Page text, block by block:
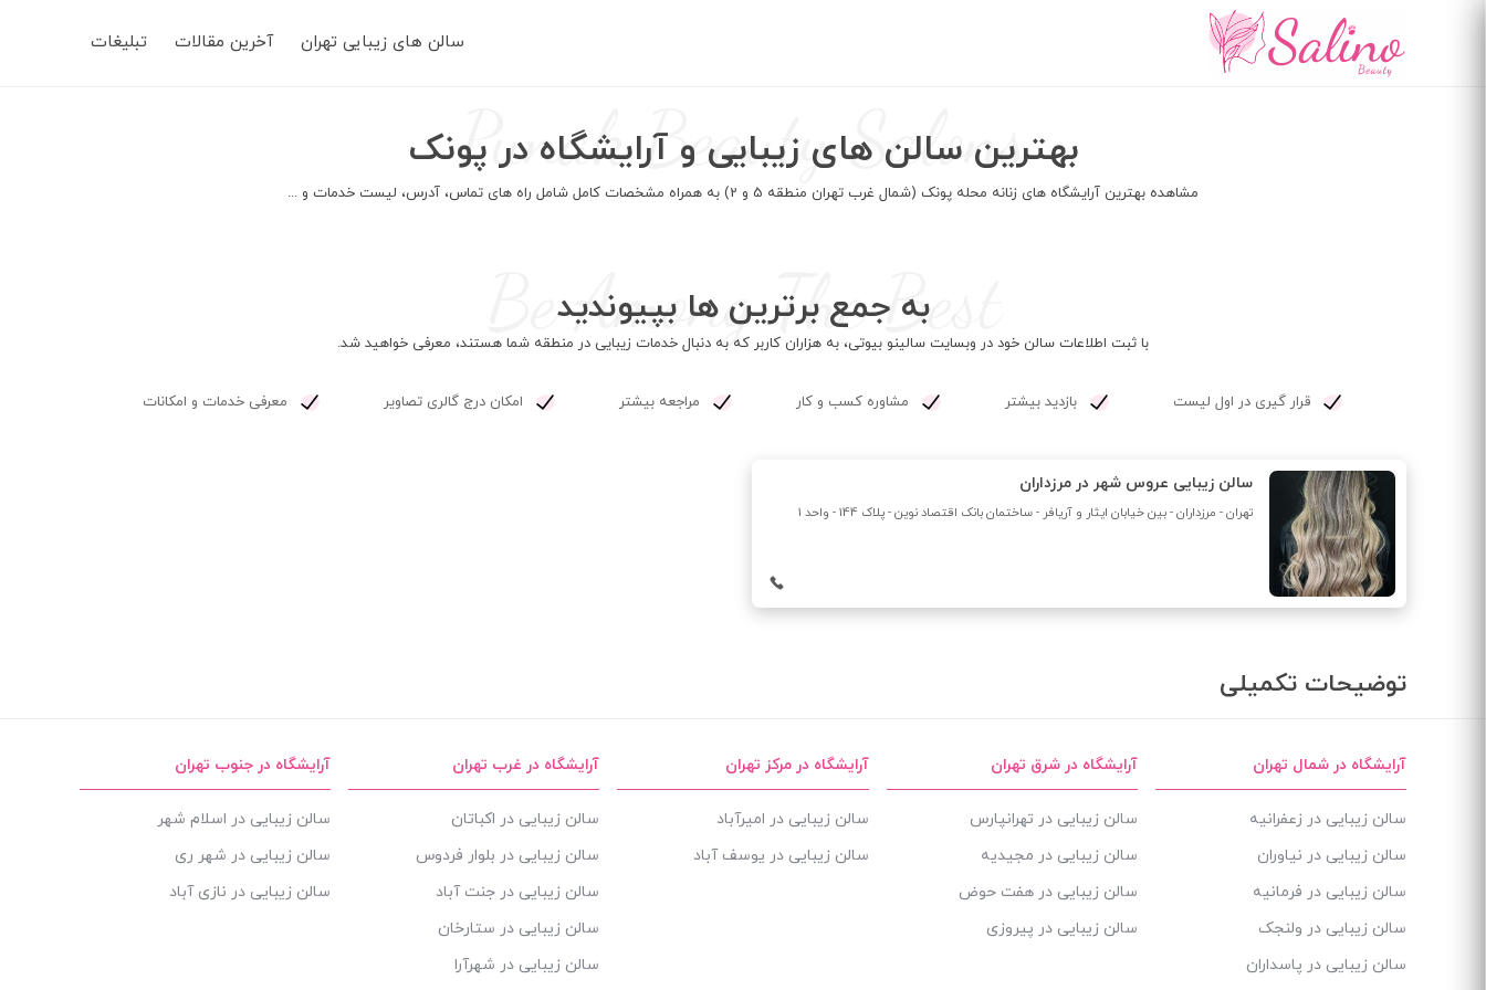
Main
سالن های زیبایی تهران آخرین مقالات تبلیغات
Punak Beauty Salons
بهترین سالن های زیبایی و آرایشگاه در پونک
مشاهده بهترین آرایشگاه های زنانه محله پونک (شمال غرب تهران منطقه 5 و 2) به همراه مشخصات کامل شامل راه های تماس، آدرس، لیست خدمات و ...
Be Among The Best
به جمع برترین ها بپیوندید
با ثبت اطلاعات سالن خود در وبسایت سالینو بیوتی، به هزاران کاربر که به دنبال خدمات زیبایی در منطقه شما هستند، معرفی خواهید شد.
قرار گیری در اول لیست بازدید بیشتر مشاوره کسب و کار مراجعه بیشتر امکان درج گالری تصاویر معرفی خدمات و امکانات
سالن زیبایی عروس شهر در مرزداران
تهران - مرزداران - بین خیابان ایثار و آریافر - ساختمان بانک اقتصاد نوین - پلاک 144 - واحد 1
توضیحات تکمیلی
آرایشگاه در شمال تهران
سالن زیبایی در زعفرانیه
سالن زیبایی در نیاوران
سالن زیبایی در فرمانیه
سالن زیبایی در ولنجک
سالن زیبایی در پاسداران
آرایشگاه در شرق تهران
سالن زیبایی در تهرانپارس
سالن زیبایی در مجیدیه
سالن زیبایی در هفت حوض
سالن زیبایی در پیروزی
آرایشگاه در مرکز تهران
سالن زیبایی در امیرآباد
سالن زیبایی در یوسف آباد
آرایشگاه در غرب تهران
سالن زیبایی در اکباتان
سالن زیبایی در بلوار فردوس
سالن زیبایی در جنت آباد
سالن زیبایی در ستارخان
سالن زیبایی در شهرآرا
آرایشگاه در جنوب تهران
سالن زیبایی در اسلام شهر
سالن زیبایی در شهر ری
سالن زیبایی در نازی آباد